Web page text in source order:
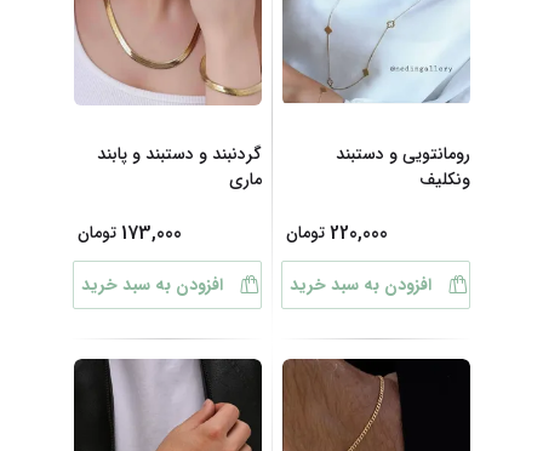
رومانتویی و دستبند
ونکلیف
220,000تومان
افزودن به سبد خرید
گردنبند و دستبند و پابند
ماری
173,000 تومان
افزودن به سبد خرید